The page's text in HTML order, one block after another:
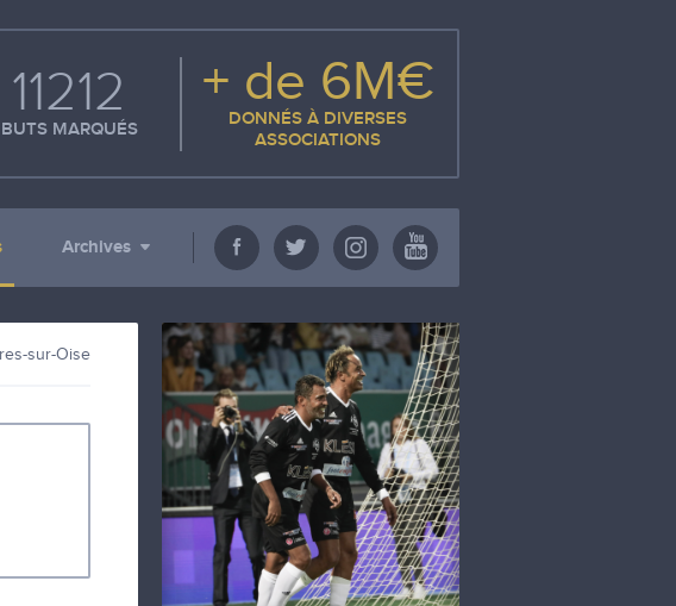
11212
BUTS MARQUÉS
+ de 6M€
DONNÉS À DIVERSES
ASSOCIATIONS
Archives
sur-Oise